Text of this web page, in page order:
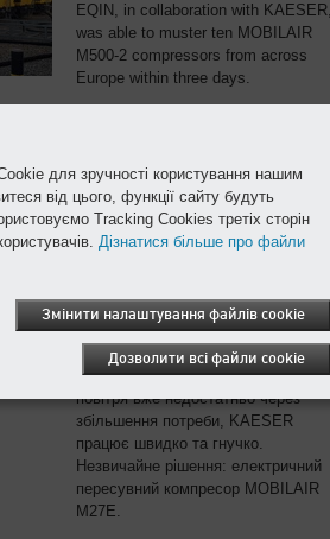
EQIN, in collaboration with
was able to muster ten MOBILAIR
M500-2 compressors from across
Europe within three days.
для промисловості
З початком пандемії коронавірусу
Automationssysteme GmbH з
м. Груб-ам-Форст за короткий час
побудувала виробничі потужності з
нуля. Коли постачання стисненого
повітря вже недостатньо через
збільшення потреби, KAESER
працює швидко та гнучко.
Незвичайне рішення: електричний
пересувний компресор MOBILAIR
M27E.
для зручності користування нашим
від цього, функції сайту будуть
Tracking Cookies третіх сторін
Дізнатися більше про файли
Змінити налаштування файлів cookie
Дозволити всі файли cookie